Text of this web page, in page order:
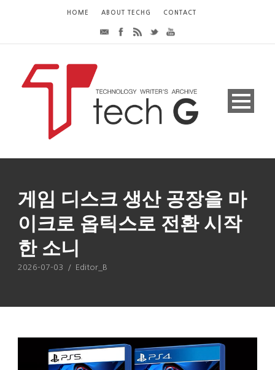
HOME ABOUT TECHG CONTACT
게임 디스크 생산 공장을 마
이크로 옵틱스로 전환 시작
한 소니
2026-07-03 / Editor_B